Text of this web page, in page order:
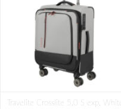
Travelite Crosslite 5.0 S exp. White